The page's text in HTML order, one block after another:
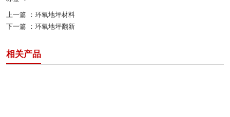
上一篇 ： 环氧地坪材料
下一篇 ： 环氧地坪翻新
相关产品